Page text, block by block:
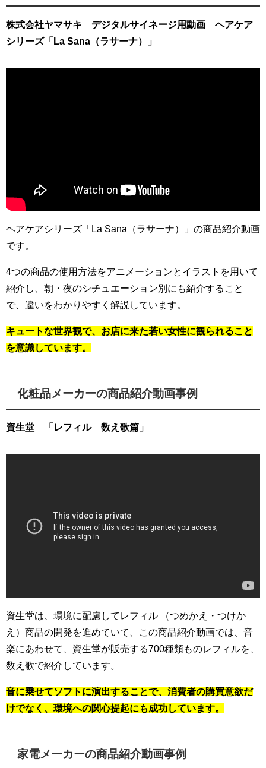
株式会社ヤマサキ デジタルサイネージ用動画 ヘアケア
シリーズ「La Sana（ラサーナ）」
ヘアケアシリーズ「La Sana（ラサーナ）」の商品紹介動画
です。
4つの商品の使用方法をアニメーションとイラストを用いて
紹介し、朝・夜のシチュエーション別にも紹介すること
で、違いをわかりやすく解説しています。
キュートな世界観で、お店に来た若い女性に観られること
を意識しています。
化粧品メーカーの商品紹介動画事例
資生堂 「レフィル 数え歌篇」
資生堂は、環境に配慮してレフィル （つめかえ・つけか
え）商品の開発を進めていて、この商品紹介動画では、音
楽にあわせて、資生堂が販売する700種類ものレフィルを、
数え歌で紹介しています。
音に乗せてソフトに演出することで、消費者の購買意欲だ
けでなく、環境への関心提起にも成功しています。
家電メーカーの商品紹介動画事例